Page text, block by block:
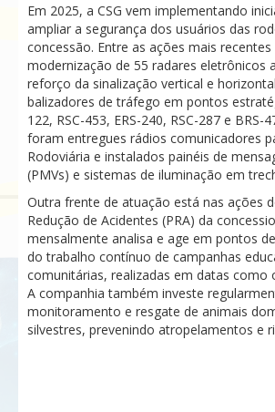
Em 2025, a CSG vem implementando
ampliar a segurança dos usuários das
concessão. Entre as ações mais
modernização de 55 radares eletrônicos
reforço da sinalização vertical e
balizadores de tráfego em pontos
122, RSC-453, ERS-240, RSC-287 e BRS-
foram entregues rádios comunicadores
Rodoviária e instalados painéis de
(PMVs) e sistemas de iluminação em
Outra frente de atuação está nas ações
Redução de Acidentes (PRA) da
mensalmente analisa e age em pontos
do trabalho contínuo de campanhas
comunitárias, realizadas em datas como
A companhia também investe
monitoramento e resgate de animais
silvestres, prevenindo atropelamentos e